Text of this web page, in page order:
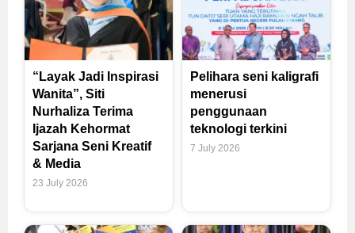
“Layak Jadi Inspirasi
Wanita”, Siti
Nurhaliza Terima
Ijazah Kehormat
Sarjana Seni Kreatif
& Media
23 July 2026
Pelihara seni kaligrafi
menerusi
penggunaan
teknologi terkini
7 July 2026